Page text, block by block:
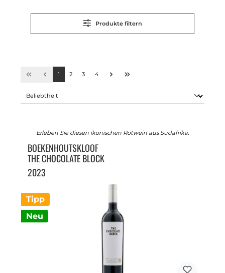
Produkte filtern
1 2 3 4
Tipp
Neu
Erleben Sie diesen ikonischen Rotwein aus Südafrika.
BOEKENHOUTSKLOOF
THE CHOCOLATE BLOCK
2023